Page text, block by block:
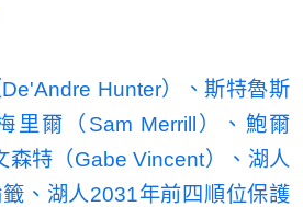
Hunter）、斯特魯斯
里爾（Sam Merrill）、鮑爾
森特（Gabe Vincent）、湖人
、湖人2031年前四順位保護